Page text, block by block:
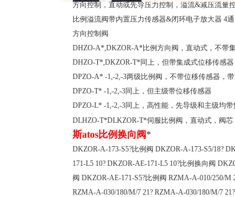
方向控制，直动或先导压力控制，溢流&减压流量
比例溢流阀带内置压力传感器&闭环电子放大器 4
方向控制阀
DHZO-A*,DKZOR-A*比例方向阀，直动式，不带
DHZO-T*,DKZOR-T*同上，但带集成式位移传感器
DPZO-A* -1,-2,-3两级比例阀，不带位移传感器，
DPZO-T* -1,-2,-3同上，但主级带位移传感器
DPZO-L* -1,-2,-3同上，高性能，先导级和主级均
DLHZO-T*DLKZOR-T*伺服比例阀，直动式，阀
斯atos比例换向阀*
DKZOR-A-173-S5?比例阀 DKZOR-A-173-S5/18?
171-L5 10? DKZOR-AE-171-L5 10?比例换向阀
阀 DKZOR-AE-171-S5?比例阀 RZMA-A-010/250/
RZMA-A-030/180/M/7 21? RZMA-A-030/180/M/7